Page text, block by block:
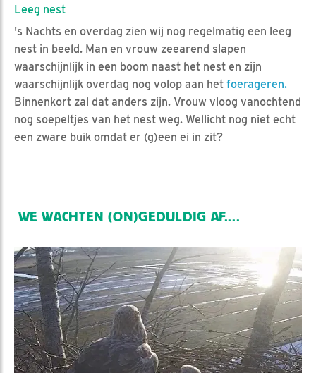
Leeg nest
's Nachts en overdag zien wij nog regelmatig een leeg
nest in beeld. Man en vrouw zeearend slapen
waarschijnlijk in een boom naast het nest en zijn
waarschijnlijk overdag nog volop aan het foerageren.
Binnenkort zal dat anders zijn. Vrouw vloog vanochtend
nog soepeltjes van het nest weg. Wellicht nog niet echt
een zware buik omdat er (g)een ei in zit?
WE WACHTEN (ON)GEDULDIG AF....